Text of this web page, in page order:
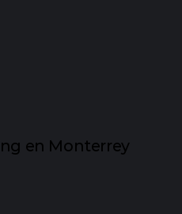
en Monterrey